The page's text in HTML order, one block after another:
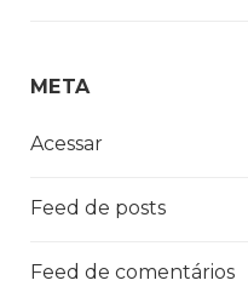
META
Acessar
Feed de posts
Feed de comentários